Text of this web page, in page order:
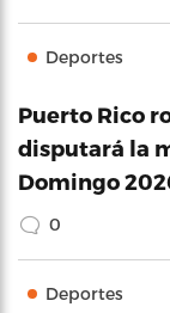
Deportes
Puerto Rico
disputará la
Domingo
0
Deportes